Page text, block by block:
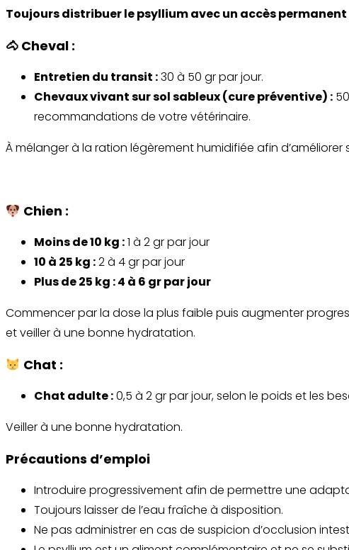
Toujours distribuer le psyllium avec un accès
🐴 Cheval :
Entretien du transit :30 à 50 gr par jour.
Chevaux vivant sur sol sableux (cure préventive) :
recommandations de votre vétérinaire.
À mélanger à la ration légèrement humidifiée afin d’améliorer
Chien :
Moins de 10 kg :1 à 2 gr par jour
10 à 25 kg :2 à 4 gr par jour
Plus de 25 kg : 4 à 6 gr par jour
Commencer par la dose la plus faible puis augmenter
et veiller à une bonne hydratation.
Chat :
Chat adulte :0,5 à 2 gr par jour, selon le poids et les
Veiller à une bonne hydratation.
Précautions d’emploi
Introduire progressivement afin de permettre une
Toujours laisser de l’eau fraîche à disposition.
Ne pas administrer en cas de suspicion d’occlusion